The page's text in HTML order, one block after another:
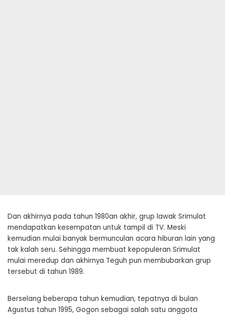
Dan akhirnya pada tahun 1980an akhir, grup lawak Srimulat
mendapatkan kesempatan untuk tampil di TV. Meski
kemudian mulai banyak bermunculan acara hiburan lain yang
tak kalah seru. Sehingga membuat kepopuleran Srimulat
mulai meredup dan akhirnya Teguh pun membubarkan grup
tersebut di tahun 1989.
Berselang beberapa tahun kemudian, tepatnya di bulan
Agustus tahun 1995, Gogon sebagai salah satu anggota